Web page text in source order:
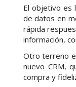
El objetivo es
de datos en
rápida
información,
Otro terreno
nuevo CRM,
compra y